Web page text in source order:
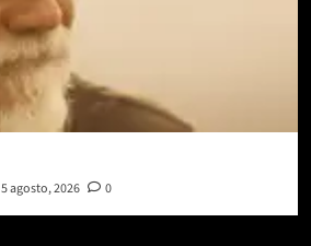
5 agosto, 2026 0